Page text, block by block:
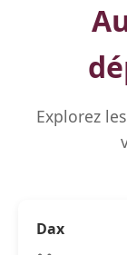
Explorez
Dax